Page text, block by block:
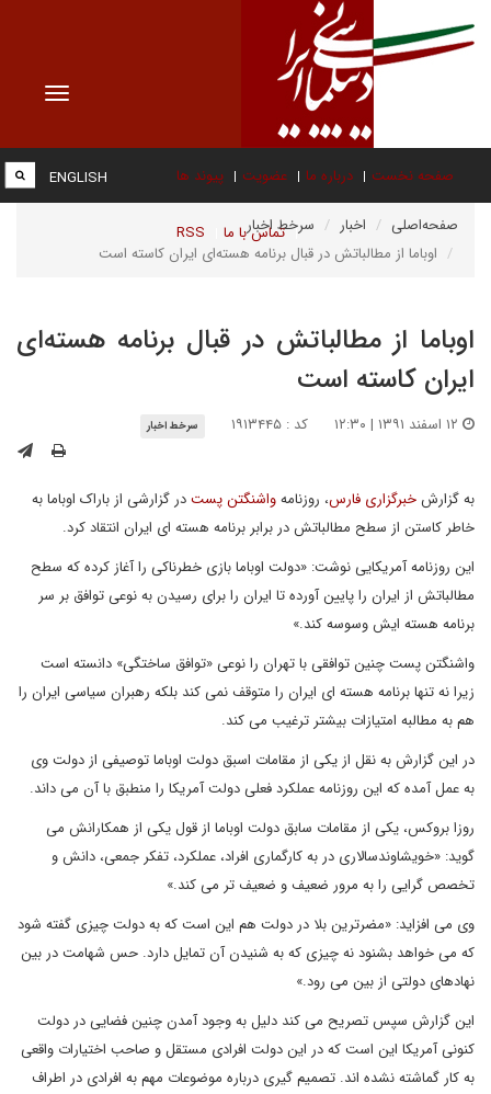
Toggle
صفحه نخست درباره ما عضویت پیوند ها
تماس با ما RSS
ENGLISH
صفحه‌اصلی اخبار
سرخط اخبار
اوباما از مطالباتش در قبال برنامه هسته‌ای ایران کاسته است
اوباما از مطالباتش در قبال برنامه هسته‌ای
ایران کاسته است
کد : ۱۹۱۳۴۴۵ سرخط اخبار
به گزارشخبرگزاری فارس، روزنامهواشنگتن پستدر گزارشی از باراک اوباما به
خاطر کاستن از سطح مطالباتش در برابر برنامه هسته ای ایران انتقاد کرد.
این روزنامه آمریکایی نوشت: «دولت اوباما بازی خطرناکی را آغاز کرده که سطح
مطالباتش از ایران را پایین آورده تا ایران را برای رسیدن به نوعی توافق بر سر
برنامه هسته ایش وسوسه کند.»
واشنگتن پست چنین توافقی با تهران را نوعی «توافق ساختگی» دانسته است
زیرا نه تنها برنامه هسته ای ایران را متوقف نمی کند بلکه رهبران سیاسی ایران را
هم به مطالبه امتیازات بیشتر ترغیب می کند.
در این گزارش به نقل از یکی از مقامات اسبق دولت اوباما توصیفی از دولت وی
به عمل آمده که این روزنامه عملکرد فعلی دولت آمریکا را منطبق با آن می داند.
روزا بروکس، یکی از مقامات سابق دولت اوباما از قول یکی از همکارانش می
گوید: «خویشاوندسالاری در به کارگماری افراد، عملکرد، تفکر جمعی، دانش و
تخصص گرایی را به مرور ضعیف و ضعیف تر می کند.»
وی می افزاید: «مضرترین بلا در دولت هم این است که به دولت چیزی گفته شود
که می خواهد بشنود نه چیزی که به شنیدن آن تمایل دارد. حس شهامت در بین
نهادهای دولتی از بین می رود.»
این گزارش سپس تصریح می کند دلیل به وجود آمدن چنین فضایی در دولت
کنونی آمریکا این است که در این دولت افرادی مستقل و صاحب اختیارات واقعی
به کار گماشته نشده اند. تصمیم گیری درباره موضوعات مهم به افرادی در اطراف